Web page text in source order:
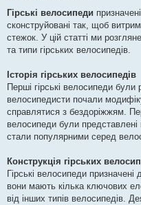
в
і
д
о
л
н
я
Гірські велосипеди
сконструйовані так, щоб
стежок. У цій статті ми
та типи гірських велосипедів.
Історія гірських велосипедів
Перші гірські велосипеди
велосипедисти почали
справлятися з бездоріжжям.
велосипеди були представлені
стали популярними серед
Конструкція гірських
Гірські велосипеди призначені
вони мають кілька ключових
від інших типів велосипедів.